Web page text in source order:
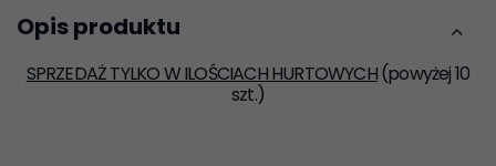
Opis produktu
SPRZEDAŻ TYLKO W ILOŚCIACH HURTOWYCH(powyżej 10
szt.)